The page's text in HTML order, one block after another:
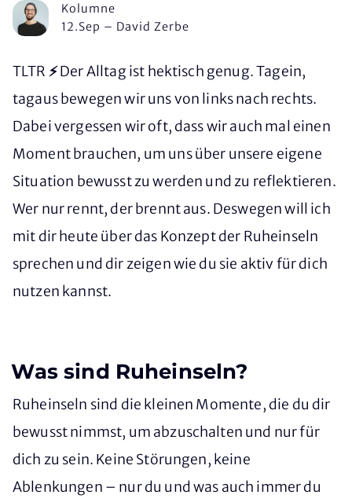
Kolumne
12.Sep – David Zerbe
TLTR ⚡Der Alltag ist hektisch genug. Tagein,
tagaus bewegen wir uns von links nach rechts.
Dabei vergessen wir oft, dass wir auch mal einen
Moment brauchen, um uns über unsere eigene
Situation bewusst zu werden und zu reflektieren.
Wer nur rennt, der brennt aus. Deswegen will ich
mit dir heute über das Konzept der Ruheinseln
sprechen und dir zeigen wie du sie aktiv für dich
nutzen kannst.
Was sind Ruheinseln?
Ruheinseln sind die kleinen Momente, die du dir
bewusst nimmst, um abzuschalten und nur für
dich zu sein. Keine Störungen, keine
Ablenkungen – nur du und was auch immer du